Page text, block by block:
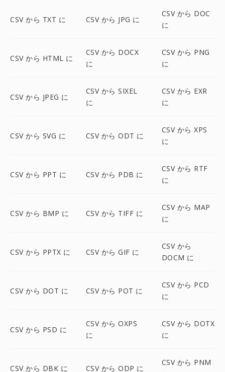
CSV から TXT に CSV から JPG に
CSV から DOC
に
CSV から HTML に
CSV から DOCX
に
CSV から PNG
に
CSV から JPEG に
CSV から SIXEL
に
CSV から EXR
に
CSV から SVG に CSV から ODT に
CSV から XPS
に
CSV から PPT に CSV から PDB に
CSV から RTF
に
CSV から BMP に CSV から TIFF に
CSV から MAP
に
CSV から PPTX に CSV から GIF に
CSV から
DOCM に
CSV から DOT に CSV から POT に
CSV から PCD
に
CSV から PSD に
CSV から OXPS
に
CSV から DOTX
に
CSV から DBK に CSV から ODP に
CSV から PNM